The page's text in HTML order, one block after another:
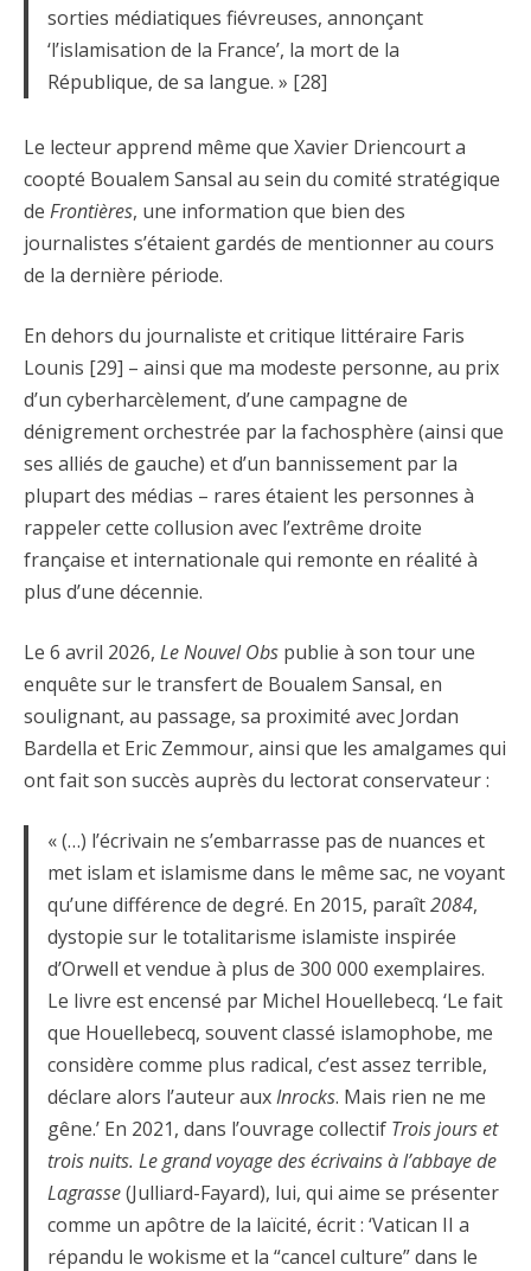
sorties médiatiques fiévreuses, annonçant
‘l’islamisation de la France’, la mort de la
République, de sa langue. » [28]
Le lecteur apprend même que Xavier Driencourt a
coopté Boualem Sansal au sein du comité stratégique
de Frontières, une information que bien des
journalistes s’étaient gardés de mentionner au cours
de la dernière période.
En dehors du journaliste et critique littéraire Faris
Lounis [29] – ainsi que ma modeste personne, au prix
d’un cyberharcèlement, d’une campagne de
dénigrement orchestrée par la fachosphère (ainsi que
ses alliés de gauche) et d’un bannissement par la
plupart des médias – rares étaient les personnes à
rappeler cette collusion avec l’extrême droite
française et internationale qui remonte en réalité à
plus d’une décennie.
Le 6 avril 2026, Le Nouvel Obs publie à son tour une
enquête sur le transfert de Boualem Sansal, en
soulignant, au passage, sa proximité avec Jordan
Bardella et Eric Zemmour, ainsi que les amalgames qui
ont fait son succès auprès du lectorat conservateur :
« (…) l’écrivain ne s’embarrasse pas de nuances et
met islam et islamisme dans le même sac, ne voyant
qu’une différence de degré. En 2015, paraît2084,
dystopie sur le totalitarisme islamiste inspirée
d’Orwell et vendue à plus de 300 000 exemplaires.
Le livre est encensé par Michel Houellebecq. ‘Le fait
que Houellebecq, souvent classé islamophobe, me
considère comme plus radical, c’est assez terrible,
déclare alors l’auteur auxInrocks. Mais rien ne me
gêne.’ En 2021, dans l’ouvrage collectif Trois jours et
trois nuits. Le grand voyage des écrivains à l’abbaye de
Lagrasse(Julliard-Fayard), lui, qui aime se présenter
comme un apôtre de la laïcité, écrit : ‘Vatican II a
répandu le wokisme et la “cancel culture” dans le